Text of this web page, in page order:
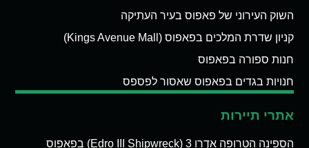
השוק העירוני של פאפוס בעיר העתיקה
קניון שדרת המלכים בפאפוס (Kings Avenue Mall)
חנות ספורה בפאפוס
חנויות בגדים בפאפוס שאסור לפספס
אתרי תיירות
הספינה הטרופה אדְרו 3 (Edro III Shipwreck) בפאפוס